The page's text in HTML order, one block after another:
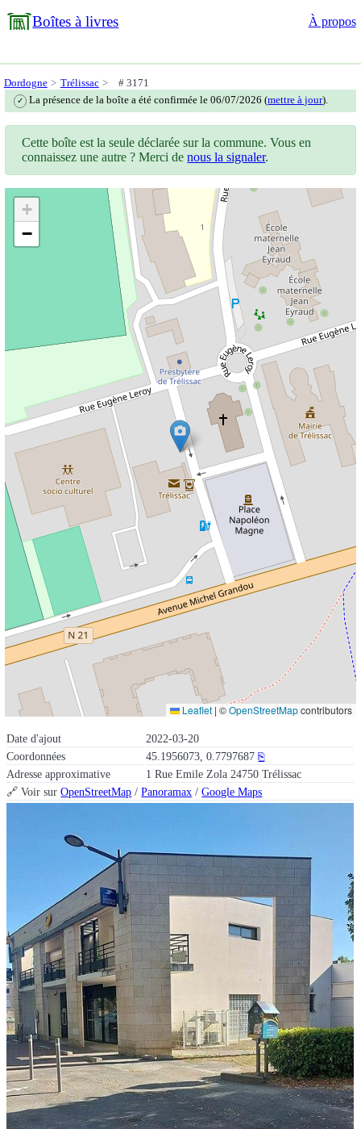
Boîtes à livres À propos
Dordogne Trélissac # 3171
✓ La présence de la boîte a été confirmée le 06/07/2026 (mettre à jour).
Date d'ajout
2022-03-20
Coordonnées
45.1956073, 0.7797687 ⎘
Adresse approximative
1 Rue Emile Zola 24750 Trélissac
🔗 Voir surOpenStreetMap /Panoramax /Google Maps
Cette boîte est la seule déclarée sur la commune. Vous en
connaissez une autre ? Merci denous la signaler.
+
−
Leaflet | ©OpenStreetMapcontributors